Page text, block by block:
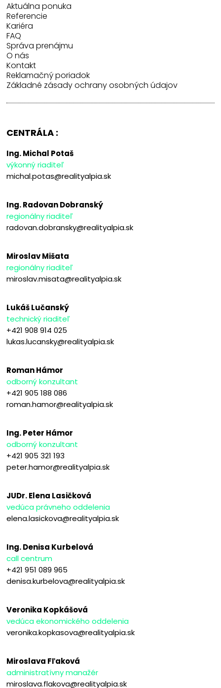
Aktuálna ponuka
Referencie
Kariéra
FAQ
Správa prenájmu
O nás
Kontakt
Reklamačný poriadok
Základné zásady ochrany osobných údajov
CENTRÁLA :
Ing. Michal Potaš
výkonný riaditeľ
michal.potas@realityalpia.sk
Ing. Radovan Dobranský
regionálny riaditeľ
radovan.dobransky@realityalpia.sk
Miroslav Mišata
regionálny riaditeľ
miroslav.misata@realityalpia.sk
Lukáš Lučanský
technický riaditeľ
+421 908 914 025
lukas.lucansky@realityalpia.sk
Roman Hámor
odborný konzultant
+421 905 188 086
roman.hamor@realityalpia.sk
Ing. Peter Hámor
odborný konzultant
+421 905 321 193
peter.hamor@realityalpia.sk
JUDr. Elena Lasičková
vedúca právneho oddelenia
elena.lasickova@realityalpia.sk
Ing. Denisa Kurbelová
call centrum
+421 951 089 965
denisa.kurbelova@realityalpia.sk
Veronika Kopkášová
vedúca ekonomického oddelenia
veronika.kopkasova@realityalpia.sk
Miroslava Fľaková
administratívny manažér
miroslava.flakova@realityalpia.sk